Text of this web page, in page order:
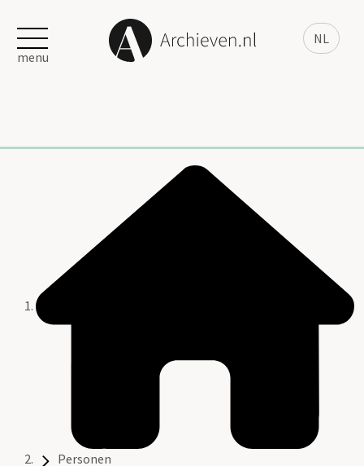
NL
menu
Personen